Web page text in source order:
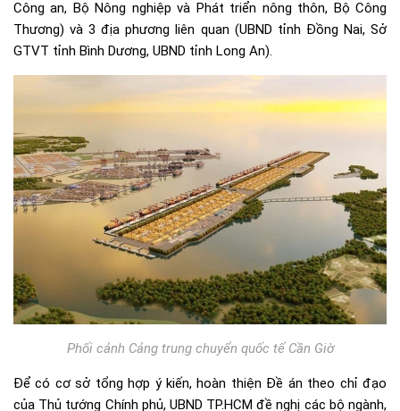
Công an, Bộ Nông nghiệp và Phát triển nông thôn, Bộ Công
Thương) và 3 địa phương liên quan (UBND tỉnh Đồng Nai, Sở
GTVT tỉnh Bình Dương, UBND tỉnh Long An).
Phối cảnh Cảng trung chuyển quốc tế Cần Giờ
Để có cơ sở tổng hợp ý kiến, hoàn thiện Đề án theo chỉ đạo
của Thủ tướng Chính phủ, UBND TP.HCM đề nghị các bộ ngành,